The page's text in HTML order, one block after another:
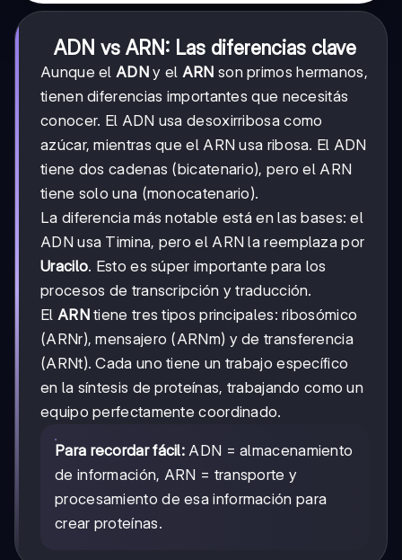
ADN vs ARN: Las diferencias clave
Aunque el ADNy el ARN son primos hermanos,
tienen diferencias importantes que necesitás
conocer. El ADN usa desoxirribosa como
azúcar, mientras que el ARN usa ribosa. El ADN
tiene dos cadenas (bicatenario), pero el ARN
tiene solo una (monocatenario).
La diferencia más notable está en las bases: el
ADN usa Timina, pero el ARN la reemplaza por
Uracilo. Esto es súper importante para los
procesos de transcripción y traducción.
El ARNtiene tres tipos principales: ribosómico
(ARNr), mensajero (ARNm) y de transferencia
(ARNt). Cada uno tiene un trabajo específico
en la síntesis de proteínas, trabajando como un
equipo perfectamente coordinado.
Para recordar fácil: ADN = almacenamiento
de información, ARN = transporte y
procesamiento de esa información para
crear proteínas.